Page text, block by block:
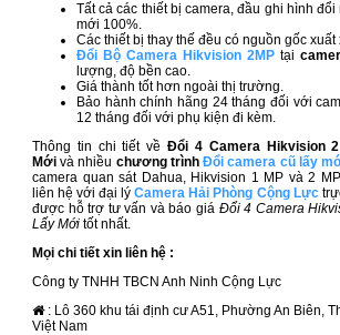
Tất cả các thiết bị camera, đầu ghi hình đổi
mới 100%.
Các thiết bị thay thế đều có nguồn gốc xuất
Đổi Bộ Camera Hikvision 2MPtại
lượng, độ bền cao.
Giá thành tốt hơn ngoài thị trường.
Bảo hành chính hãng 24 tháng đối với
12 tháng đối với phụ kiện đi kèm.
Thông tin chi tiết vềĐổi 4 Camera Hikvision
Mớivà nhiều chương trìnhĐổi camera cũ lấy
camera quan sát Dahua, Hikvision 1 MP và 2
liên hệ với đại lýCamera Hải Phòng Cộng Lực
được hỗ trợ tư vấn và báo giáĐổi 4 Camera
Lấy Mới tốt nhất.
Mọi chi tiết xin liên hệ :
Công ty TNHH TBCN Anh Ninh Cộng Lực
: Lô 360 khu tái định cư A51, Phường An Biên,
Việt Nam